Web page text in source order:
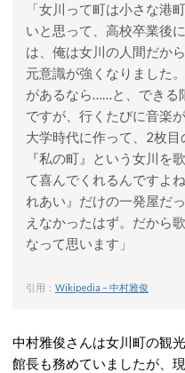
「女川って町は小さな港
いと思って、高校卒業後
は、俺は女川の人間だか
元意識が強くなりました
があるなら……と、できる
ですが、行くたびに音楽
大学時代に作って、2枚
『私の町』という女川を
て喜んでくれるんですよ
れあい』だけの一発屋だ
えなかったはず。だから
なって思います」
引用： Wikipedia – 中村雅俊
中村雅俊さんは女川町の観
館長も務めていましたが、